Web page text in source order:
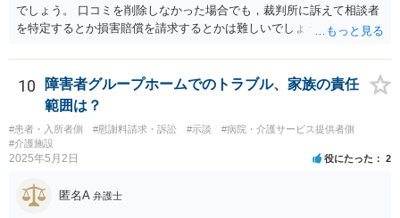
でしょう。 口コミを削除しなかった場合でも，裁判所に訴えて相談者
を特定するとか損害賠償を請求するとかは難しいでしょう。
10
障害者グループホームでのトラブル、家族の責任
範囲は？
#患者・入所者側 #慰謝料請求・訴訟 #示談
#病院・介護サービス提供者側
#介護施設
2025年5月2日 役にたった 2
匿名A 弁護士